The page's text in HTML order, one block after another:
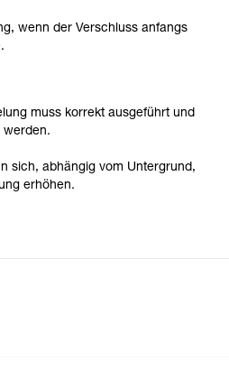
wenn der Verschluss anfangs
muss korrekt ausgeführt und
werden.
sich, abhängig vom Untergrund,
erhöhen.